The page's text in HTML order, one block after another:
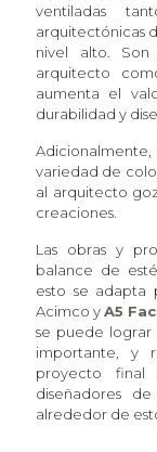
ventiladas
arquitectónicas
nivel alto.
arquitecto
aumenta el
durabilidad y
variedad de
al arquitecto
creaciones.
Las obras y
balance de
esto se adapta
Acimco yA5
se puede lograr
importante, y
proyecto
diseñadores
alrededor de